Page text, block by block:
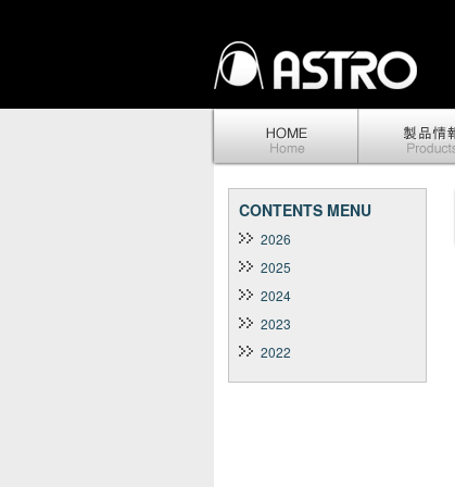
CONTENTS MENU
2026
2025
2024
2023
2022